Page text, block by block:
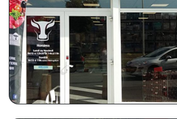
BOUCHERIE
Enseigne extérieure et